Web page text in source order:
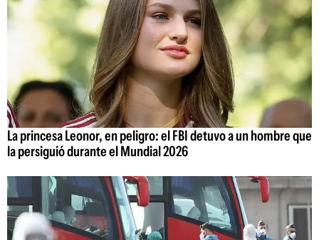
La princesa Leonor, en peligro: el FBI detuvo a un hombre que
la persiguió durante el Mundial 2026